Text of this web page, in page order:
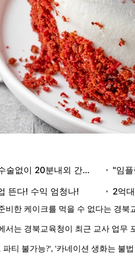
비한 케이크를 먹을 수 없다는 경
서는 경북교육청이 최근 교사 업
티 불가능?', '카네이션 생화는 불